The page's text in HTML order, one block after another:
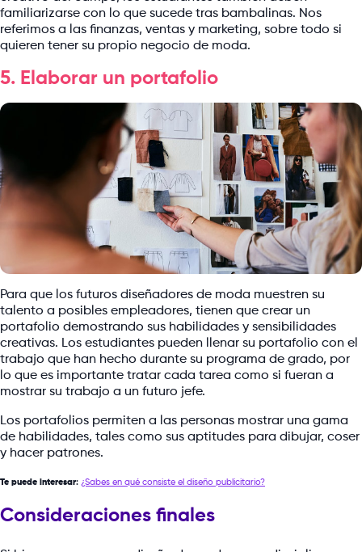
familiarizarse con lo que sucede tras bambalinas. Nos
referimos a las finanzas, ventas y marketing, sobre todo si
quieren tener su propio negocio de moda.
5. Elaborar un portafolio
Para que los futuros diseñadores de moda muestren su
talento a posibles empleadores, tienen que crear un
portafolio demostrando sus habilidades y sensibilidades
creativas. Los estudiantes pueden llenar su portafolio con el
trabajo que han hecho durante su programa de grado, por
lo que es importante tratar cada tarea como si fueran a
mostrar su trabajo a un futuro jefe.
Los portafolios permiten a las personas mostrar una gama
de habilidades, tales como sus aptitudes para dibujar, coser
y hacer patrones.
Te puede interesar: ¿Sabes en qué consiste el diseño publicitario?
Consideraciones finales